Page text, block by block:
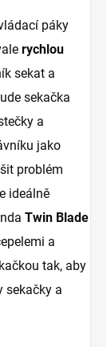
páky
rychlou
sekat a
sekačka
a
jako
problém
ideálně
Twin Blade
a
tak, aby
sekačky a